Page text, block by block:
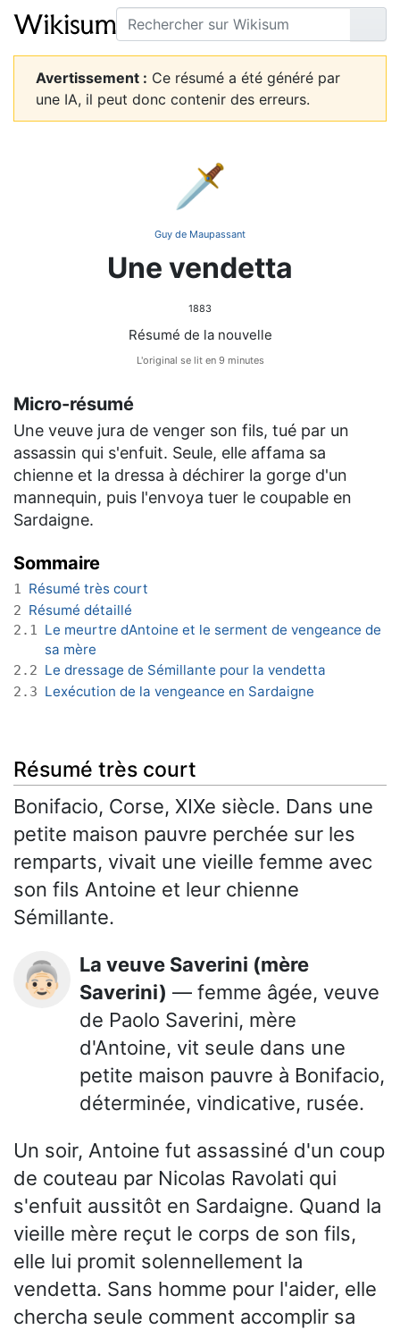
Rechercher
Lire
Avertissement : Ce résumé a été généré par
une IA, il peut donc contenir des erreurs.
🗡️
Guy de Maupassant
Une vendetta
1883
Résumé de la nouvelle
L'original se lit en 9 minutes
Micro-résumé
Une veuve jura de venger son fils, tué par un
assassin qui s'enfuit. Seule, elle affama sa
chienne et la dressa à déchirer la gorge d'un
mannequin, puis l'envoya tuer le coupable en
Sardaigne.
Sommaire
1 Résumé très court
2 Résumé détaillé
2.1
Le meurtre dAntoine et le serment de vengeance de
sa mère
2.2 Le dressage de Sémillante pour la vendetta
2.3 Lexécution de la vengeance en Sardaigne
Résumé très court
Bonifacio, Corse, XIXe siècle. Dans une
petite maison pauvre perchée sur les
remparts, vivait une vieille femme avec
son fils Antoine et leur chienne
Sémillante.
👵🏻
La veuve Saverini (mère
Saverini) — femme âgée, veuve
de Paolo Saverini, mère
d'Antoine, vit seule dans une
petite maison pauvre à Bonifacio,
déterminée, vindicative, rusée.
Un soir, Antoine fut assassiné d'un coup
de couteau par Nicolas Ravolati qui
s'enfuit aussitôt en Sardaigne. Quand la
vieille mère reçut le corps de son fils,
elle lui promit solennellement la
vendetta. Sans homme pour l'aider, elle
chercha seule comment accomplir sa